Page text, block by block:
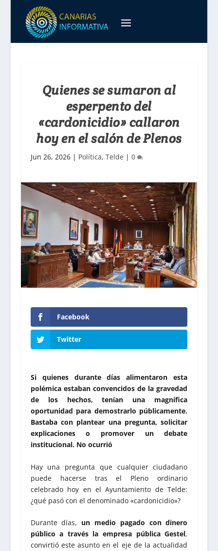
Quienes se sumaron al
esperpento del
«cardonicidio» callaron
hoy en el salón de Plenos
Jun 26, 2026| Política, Telde | 0
Facebook
Twitter
Si quienes durante días alimentaron esta
polémica estaban convencidos de la gravedad
de los hechos, tenían una magnífica
oportunidad para demostrarlo públicamente.
Bastaba con plantear una pregunta, solicitar
explicaciones o promover un debate
institucional. No ocurrió
Hay una pregunta que cualquier ciudadano
puede hacerse tras el Pleno ordinario
celebrado hoy en el Ayuntamiento de Telde:
¿qué pasó con el denominado «cardonicidio»?
Durante días, un medio pagado con dinero
público a través la empresa pública Gestel,
convirtió este asunto en el eje de la actualidad